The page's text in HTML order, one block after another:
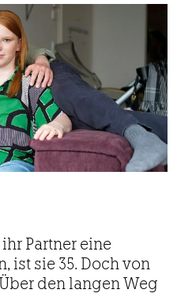
Partner eine
ist sie 35. Doch von
den langen Weg